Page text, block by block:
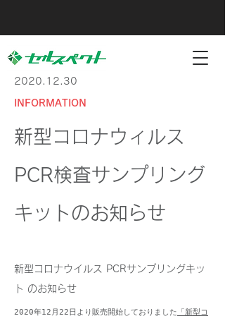
2020.12.30
INFORMATION
新型コロナウィルス
PCR検査サンプリング
キットのお知らせ
新型コロナウイルス PCRサンプリングキッ
ト のお知らせ
2020年12月22日より販売開始しておりました 「新型コ